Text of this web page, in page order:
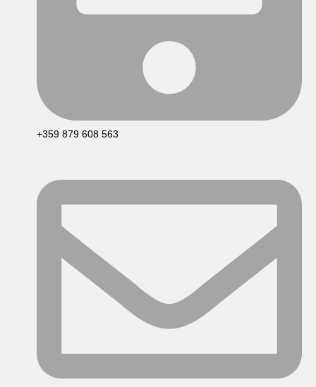
+359 879 608 563